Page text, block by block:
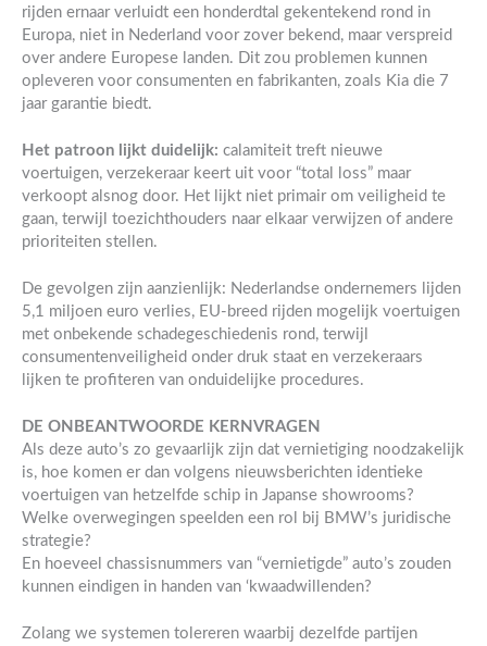
rijden ernaar verluidt een honderdtal gekentekend rond in
Europa, niet in Nederland voor zover bekend, maar verspreid
over andere Europese landen. Dit zou problemen kunnen
opleveren voor consumenten en fabrikanten, zoals Kia die 7
jaar garantie biedt.
Het patroon lijkt duidelijk: calamiteit treft nieuwe
voertuigen, verzekeraar keert uit voor “total loss” maar
verkoopt alsnog door. Het lijkt niet primair om veiligheid te
gaan, terwijl toezichthouders naar elkaar verwijzen of andere
prioriteiten stellen.
De gevolgen zijn aanzienlijk: Nederlandse ondernemers lijden
5,1 miljoen euro verlies, EU-breed rijden mogelijk voertuigen
met onbekende schadegeschiedenis rond, terwijl
consumentenveiligheid onder druk staat en verzekeraars
lijken te profiteren van onduidelijke procedures.
DE ONBEANTWOORDE KERNVRAGEN
Als deze auto’s zo gevaarlijk zijn dat vernietiging noodzakelijk
is, hoe komen er dan volgens nieuwsberichten identieke
voertuigen van hetzelfde schip in Japanse showrooms?
Welke overwegingen speelden een rol bij BMW’s juridische
strategie?
En hoeveel chassisnummers van “vernietigde” auto’s zouden
kunnen eindigen in handen van ‘kwaadwillenden?
Zolang we systemen tolereren waarbij dezelfde partijen